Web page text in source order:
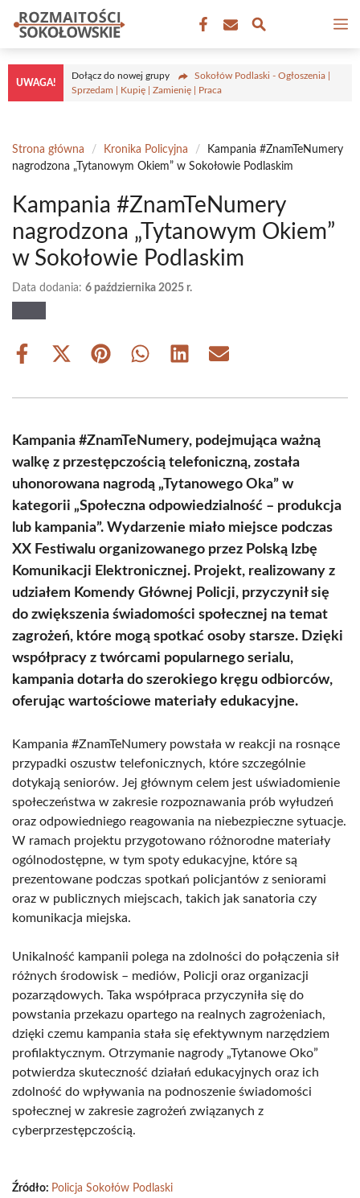
Przejdź
treści
UWAGA!
Dołącz do nowej grupy
Sokołów Podlaski - Ogłoszenia |
Sprzedam | Kupię | Zamienię | Praca
Strona główna / Kronika Policyjna /
Kampania #ZnamTeNumery
nagrodzona „Tytanowym Okiem” w Sokołowie Podlaskim
Kampania #ZnamTeNumery
nagrodzona „Tytanowym Okiem”
w Sokołowie Podlaskim
Data dodania: 6 października 2025 r.
Share
Share
(Twitter)
Share Share Share Share
Kampania #ZnamTeNumery, podejmująca ważną
walkę z przestępczością telefoniczną, została
uhonorowana nagrodą „Tytanowego Oka” w
kategorii „Społeczna odpowiedzialność – produkcja
lub kampania”. Wydarzenie miało miejsce podczas
XX Festiwalu organizowanego przez Polską Izbę
Komunikacji Elektronicznej. Projekt, realizowany z
udziałem Komendy Głównej Policji, przyczynił się
do zwiększenia świadomości społecznej na temat
zagrożeń, które mogą spotkać osoby starsze. Dzięki
współpracy z twórcami popularnego serialu,
kampania dotarła do szerokiego kręgu odbiorców,
oferując wartościowe materiały edukacyjne.
Kampania #ZnamTeNumery powstała w reakcji na rosnące
przypadki oszustw telefonicznych, które szczególnie
dotykają seniorów. Jej głównym celem jest uświadomienie
społeczeństwa w zakresie rozpoznawania prób wyłudzeń
oraz odpowiedniego reagowania na niebezpieczne sytuacje.
W ramach projektu przygotowano różnorodne materiały
ogólnodostępne, w tym spoty edukacyjne, które są
prezentowane podczas spotkań policjantów z seniorami
oraz w publicznych miejscach, takich jak sanatoria czy
komunikacja miejska.
Unikalność kampanii polega na zdolności do połączenia sił
różnych środowisk – mediów, Policji oraz organizacji
pozarządowych. Taka współpraca przyczyniła się do
powstania przekazu opartego na realnych zagrożeniach,
dzięki czemu kampania stała się efektywnym narzędziem
profilaktycznym. Otrzymanie nagrody „Tytanowe Oko”
potwierdza skuteczność działań edukacyjnych oraz ich
zdolność do wpływania na podnoszenie świadomości
społecznej w zakresie zagrożeń związanych z
cyberprzestępczością.
Źródło: Policja Sokołów Podlaski